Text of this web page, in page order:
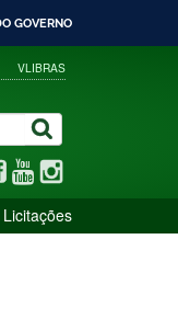
GOVERNO
VLIBRAS
Licitações